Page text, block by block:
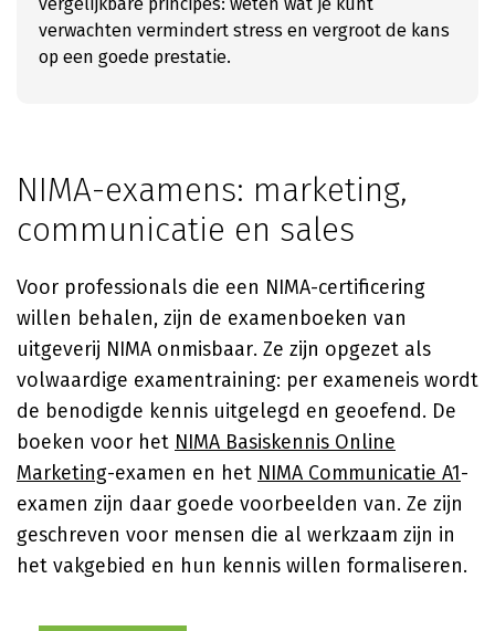
verwachten vermindert stress en vergroot de kans
op een goede prestatie.
NIMA-examens: marketing,
communicatie en sales
Voor professionals die een NIMA-certificering
willen behalen, zijn de examenboeken van
uitgeverij NIMA onmisbaar. Ze zijn opgezet als
volwaardige examentraining: per exameneis wordt
de benodigde kennis uitgelegd en geoefend. De
boeken voor het NIMA Basiskennis Online
Marketing-examen en het NIMA Communicatie A1-
examen zijn daar goede voorbeelden van. Ze zijn
geschreven voor mensen die al werkzaam zijn in
het vakgebied en hun kennis willen formaliseren.